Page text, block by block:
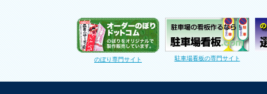
のぼり専門サイト 駐車場看板の専門サイト